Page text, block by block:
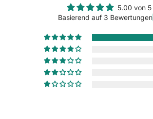
5.00 von 5
Basierend auf 3 Bewertungen